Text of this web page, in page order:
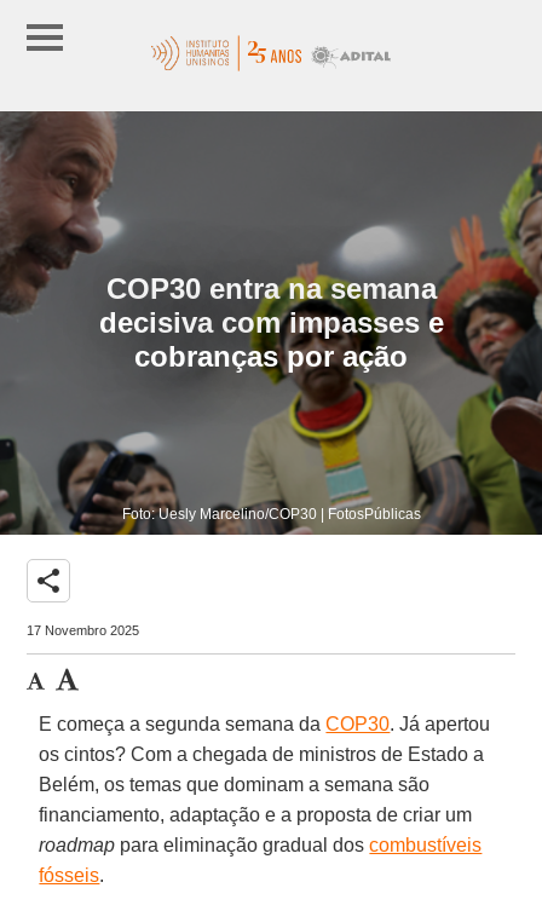
COP30 entra na semana
decisiva com impasses e
cobranças por ação
Foto: Uesly Marcelino/COP30 | FotosPúblicas
share
17 Novembro 2025
E começa a segunda semana daCOP30. Já apertou
os cintos? Com a chegada de ministros de Estado a
Belém, os temas que dominam a semana são
financiamento, adaptação e a proposta de criar um
roadmap para eliminação gradual doscombustíveis
fósseis.